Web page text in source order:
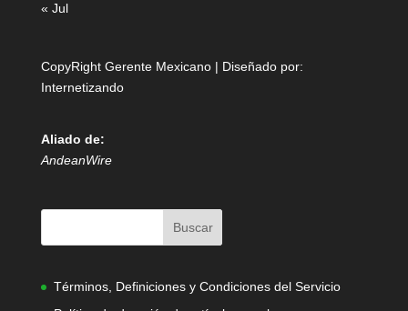
« Jul
CopyRight Gerente Mexicano | Diseñado por:
Internetizando
Aliado de:
AndeanWire
Términos, Definiciones y Condiciones del Servicio